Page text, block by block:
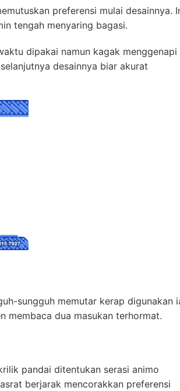
preferensi mulai desainnya.
tengah menyaring bagasi.
dipakai namun kagak menggenapi
desainnya biar akurat
sungguh memutar kerap digunakan
membaca dua masukan terhormat.
pandai ditentukan serasi animo
berjarak mencorakkan preferensi